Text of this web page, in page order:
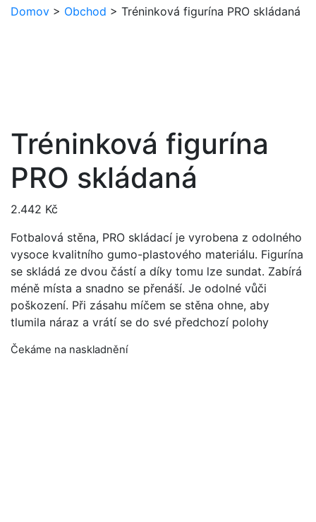
Domov > Obchod > Tréninková figurína PRO skládaná
Tréninková figurína
PRO skládaná
2.442 Kč
Fotbalová stěna, PRO skládací je vyrobena z odolného
vysoce kvalitního gumo-plastového materiálu. Figurína
se skládá ze dvou částí a díky tomu lze sundat. Zabírá
méně místa a snadno se přenáší. Je odolné vůči
poškození. Při zásahu míčem se stěna ohne, aby
tlumila náraz a vrátí se do své předchozí polohy
Čekáme na naskladnění